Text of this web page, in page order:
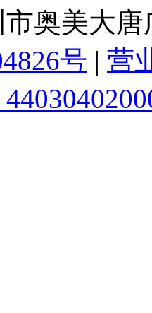
市奥美大
号 | 营